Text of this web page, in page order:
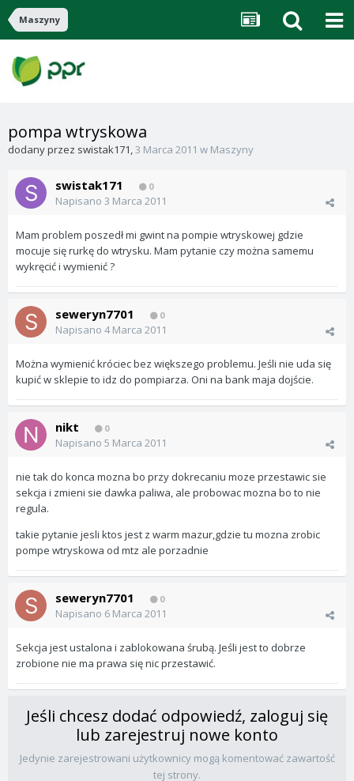
Maszyny
pompa wtryskowa
dodany przez swistak171,3 Marca 2011 w Maszyny
swistak171 0
Napisano 3 Marca 2011
Mam problem poszedł mi gwint na pompie wtryskowej gdzie
mocuje się rurkę do wtrysku. Mam pytanie czy można samemu
wykręcić i wymienić ?
seweryn7701 0
Napisano 4 Marca 2011
Można wymienić króciec bez większego problemu. Jeśli nie uda się
kupić w sklepie to idz do pompiarza. Oni na bank maja dojście.
nikt 0
Napisano 5 Marca 2011
nie tak do konca mozna bo przy dokrecaniu moze przestawic sie
sekcja i zmieni sie dawka paliwa, ale probowac mozna bo to nie
regula.
takie pytanie jesli ktos jest z warm mazur,gdzie tu mozna zrobic
pompe wtryskowa od mtz ale porzadnie
seweryn7701 0
Napisano 6 Marca 2011
Sekcja jest ustalona i zablokowana śrubą. Jeśli jest to dobrze
zrobione nie ma prawa się nic przestawić.
Jeśli chcesz dodać odpowiedź, zaloguj się
lub zarejestruj nowe konto
Jedynie zarejestrowani użytkownicy mogą komentować zawartość
tej strony.